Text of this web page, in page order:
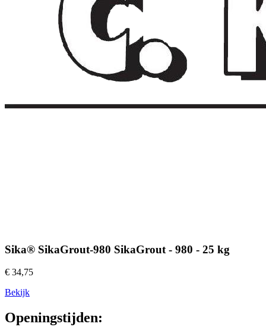
Sika® SikaGrout-980 SikaGrout - 980 - 25 kg
€ 34,75
Bekijk
Openingstijden: